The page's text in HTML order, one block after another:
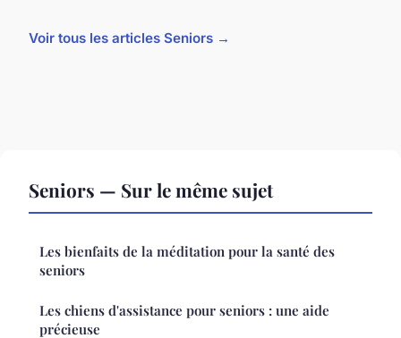
Voir tous les articles Seniors →
Seniors — Sur le même sujet
Les bienfaits de la méditation pour la santé des
seniors
Les chiens d'assistance pour seniors : une aide
précieuse